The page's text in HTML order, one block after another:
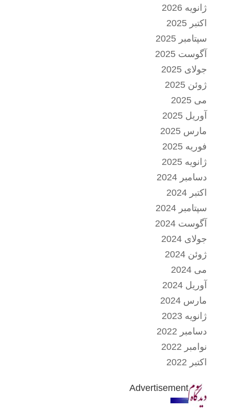
ژانویه 2026
اکتبر 2025
سپتامبر 2025
آگوست 2025
جولای 2025
ژوئن 2025
می 2025
آوریل 2025
مارس 2025
فوریه 2025
ژانویه 2025
دسامبر 2024
اکتبر 2024
سپتامبر 2024
آگوست 2024
جولای 2024
ژوئن 2024
می 2024
آوریل 2024
مارس 2024
ژانویه 2023
دسامبر 2022
نوامبر 2022
اکتبر 2022
Advertisement